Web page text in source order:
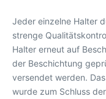
Jeder einzelne Halter
strenge
Halter erneut auf
der Beschichtung
versendet werden.
wurde zum Schluss